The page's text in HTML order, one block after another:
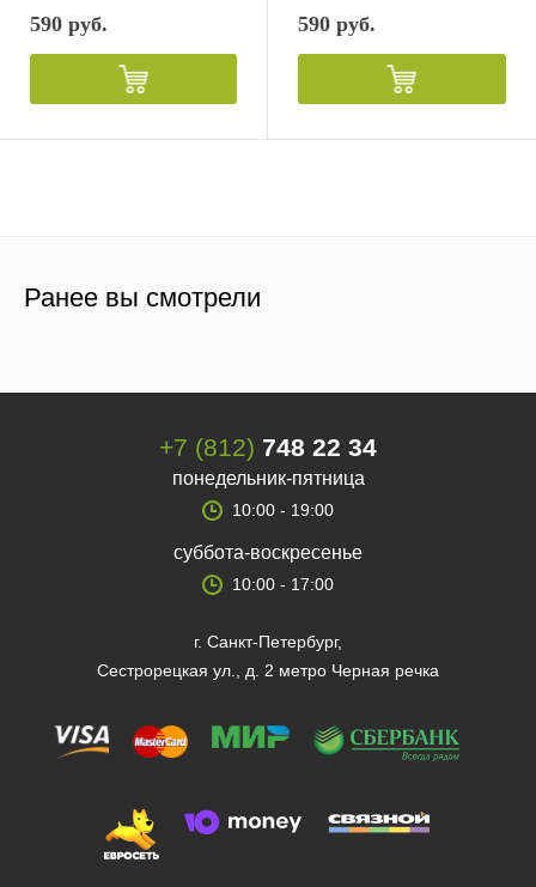
590 руб. 590 руб.
Ранее вы смотрели
+7 (812) 748 22 34
понедельник-пятница
10:00 - 19:00
суббота-воскресенье
10:00 - 17:00
г. Санкт-Петербург,
Сестрорецкая ул., д. 2 метро Черная речка